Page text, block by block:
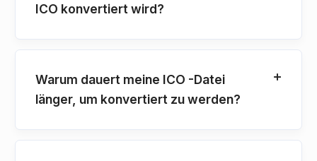
ICO konvertiert wird?
Warum dauert meine ICO -Datei
länger, um konvertiert zu werden?